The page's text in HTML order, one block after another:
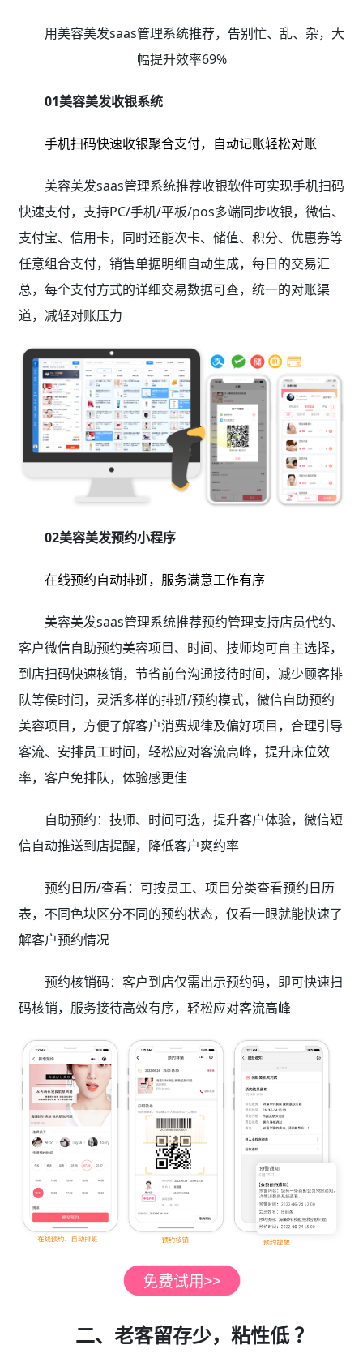
用美容美发saas管理系统推荐，告别忙、乱、杂，大
幅提升效率69%
01美容美发收银系统
手机扫码快速收银聚合支付，自动记账轻松对账
美容美发saas管理系统推荐收银软件可实现手机扫码
快速支付，支持PC/手机/平板/pos多端同步收银，微信、
支付宝、信用卡，同时还能次卡、储值、积分、优惠券等
任意组合支付，销售单据明细自动生成，每日的交易汇
总，每个支付方式的详细交易数据可查，统一的对账渠
道，减轻对账压力
02美容美发预约小程序
在线预约自动排班，服务满意工作有序
美容美发saas管理系统推荐预约管理支持店员代约、
客户微信自助预约美容项目、时间、技师均可自主选择，
到店扫码快速核销，节省前台沟通接待时间，减少顾客排
队等侯时间，灵活多样的排班/预约模式，微信自助预约
美容项目，方便了解客户消费规律及偏好项目，合理引导
客流、安排员工时间，轻松应对客流高峰，提升床位效
率，客户免排队，体验感更佳
自助预约：技师、时间可选，提升客户体验，微信短
信自动推送到店提醒，降低客户爽约率
预约日历/查看：可按员工、项目分类查看预约日历
表，不同色块区分不同的预约状态，仅看一眼就能快速了
解客户预约情况
预约核销码：客户到店仅需出示预约码，即可快速扫
码核销，服务接待高效有序，轻松应对客流高峰
二、老客留存少，粘性低 ？